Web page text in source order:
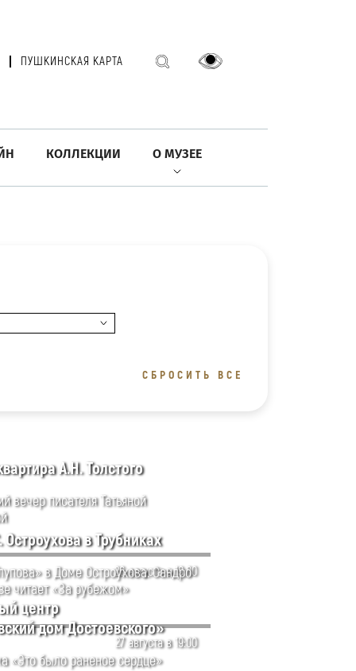
ПУШКИНСКАЯ КАРТА
КОЛЛЕКЦИИ О МУЗЕЕ
СБРОСИТЬ ВСЕ
26 августа в 19:00
А.Н. Толстого
вечер писателя Татьяной
27 августа в 19:00
в Трубниках
в Доме Остроухова. Сандро
читает «За рубежом»
центр
дом Достоевского»
«Это было раненое сердце»